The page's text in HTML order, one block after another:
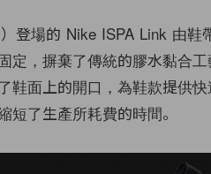
登場的 Nike ISPA Link 由鞋
定，摒棄了傳統的膠水黏合
鞋面上的開口，為鞋款提供
了生產所耗費的時間。